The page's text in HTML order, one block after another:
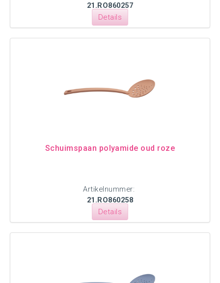
21.RO860257
Details
Schuimspaan polyamide oud roze
Artikelnummer:
21.RO860258
Details